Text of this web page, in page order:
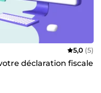
5,0 (5)
déclaration fiscale